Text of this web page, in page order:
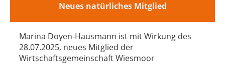
Neues natürliches Mitglied
Marina Doyen-Hausmann ist mit Wirkung des
28.07.2025, neues Mitglied der
Wirtschaftsgemeinschaft Wiesmoor